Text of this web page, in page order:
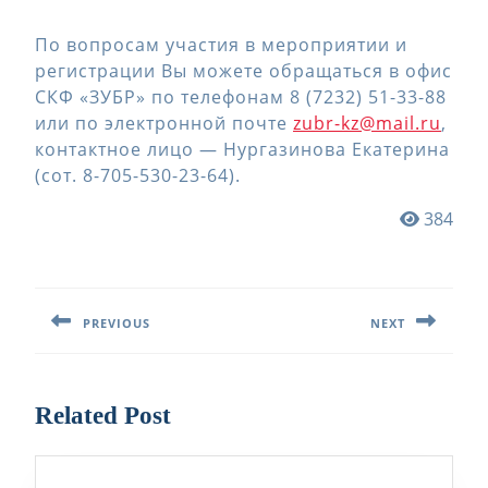
По вопросам участия в мероприятии и
регистрации Вы можете обращаться в офис
СКФ «ЗУБР» по телефонам 8 (7232) 51-33-88
или по электронной почте zubr-kz@mail.ru,
контактное лицо — Нургазинова Екатерина
(сот. 8-705-530-23-64).
384
записям
PREVIOUS NEXT
Related Post